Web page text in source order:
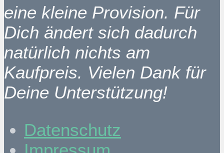
eine kleine Provision. Für
Dich ändert sich dadurch
natürlich nichts am
Kaufpreis. Vielen Dank für
Deine Unterstützung!
Datenschutz